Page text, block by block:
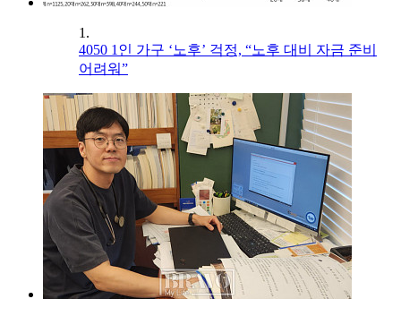
1.
4050 1인 가구 ‘노후’ 걱정, “노후 대비 자금 준비
어려워”